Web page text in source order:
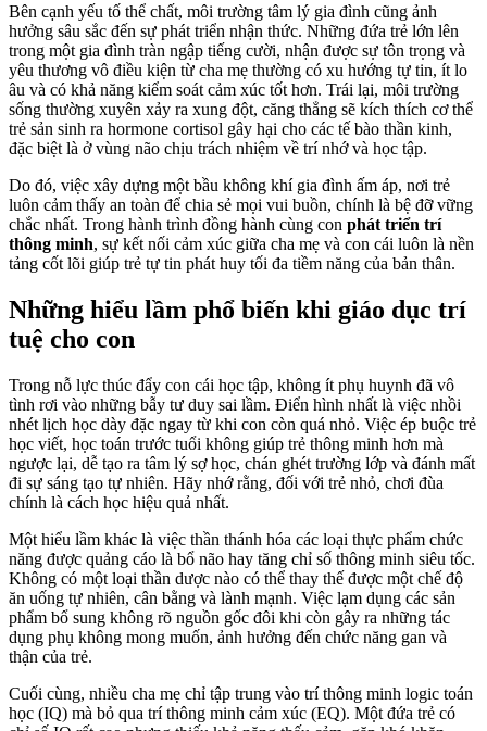
Bên cạnh yếu tố thể chất, môi trường tâm lý gia đình cũng ảnh
hưởng sâu sắc đến sự phát triển nhận thức. Những đứa trẻ lớn lên
trong một gia đình tràn ngập tiếng cười, nhận được sự tôn trọng và
yêu thương vô điều kiện từ cha mẹ thường có xu hướng tự tin, ít lo
âu và có khả năng kiểm soát cảm xúc tốt hơn. Trái lại, môi trường
sống thường xuyên xảy ra xung đột, căng thẳng sẽ kích thích cơ thể
trẻ sản sinh ra hormone cortisol gây hại cho các tế bào thần kinh,
đặc biệt là ở vùng não chịu trách nhiệm về trí nhớ và học tập.
Do đó, việc xây dựng một bầu không khí gia đình ấm áp, nơi trẻ
luôn cảm thấy an toàn để chia sẻ mọi vui buồn, chính là bệ đỡ vững
chắc nhất. Trong hành trình đồng hành cùng con phát triển trí
thông minh, sự kết nối cảm xúc giữa cha mẹ và con cái luôn là nền
tảng cốt lõi giúp trẻ tự tin phát huy tối đa tiềm năng của bản thân.
Những hiểu lầm phổ biến khi giáo dục trí
tuệ cho con
Trong nỗ lực thúc đẩy con cái học tập, không ít phụ huynh đã vô
tình rơi vào những bẫy tư duy sai lầm. Điển hình nhất là việc nhồi
nhét lịch học dày đặc ngay từ khi con còn quá nhỏ. Việc ép buộc trẻ
học viết, học toán trước tuổi không giúp trẻ thông minh hơn mà
ngược lại, dễ tạo ra tâm lý sợ học, chán ghét trường lớp và đánh mất
đi sự sáng tạo tự nhiên. Hãy nhớ rằng, đối với trẻ nhỏ, chơi đùa
chính là cách học hiệu quả nhất.
Một hiểu lầm khác là việc thần thánh hóa các loại thực phẩm chức
năng được quảng cáo là bổ não hay tăng chỉ số thông minh siêu tốc.
Không có một loại thần dược nào có thể thay thế được một chế độ
ăn uống tự nhiên, cân bằng và lành mạnh. Việc lạm dụng các sản
phẩm bổ sung không rõ nguồn gốc đôi khi còn gây ra những tác
dụng phụ không mong muốn, ảnh hưởng đến chức năng gan và
thận của trẻ.
Cuối cùng, nhiều cha mẹ chỉ tập trung vào trí thông minh logic toán
học (IQ) mà bỏ qua trí thông minh cảm xúc (EQ). Một đứa trẻ có